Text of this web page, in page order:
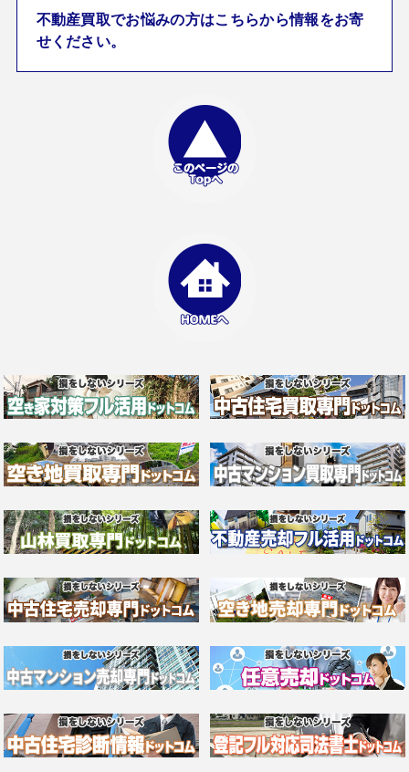
不動産買取でお悩みの方はこちらから情報をお寄
せください。